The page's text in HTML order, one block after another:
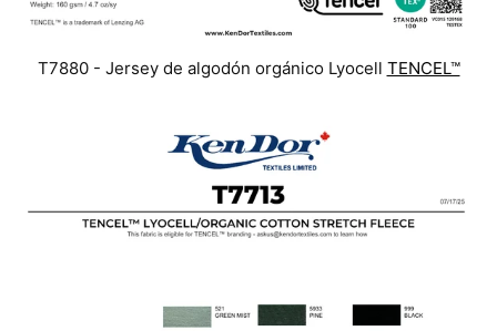
T7880 - Jersey de algodón orgánico Lyocell TENCEL™